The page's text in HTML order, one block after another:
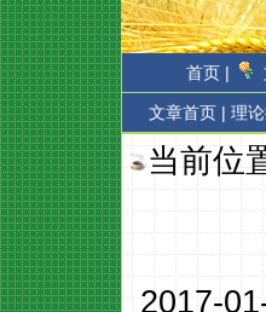
首页 |
文章首页 | 理
当前位
2017-